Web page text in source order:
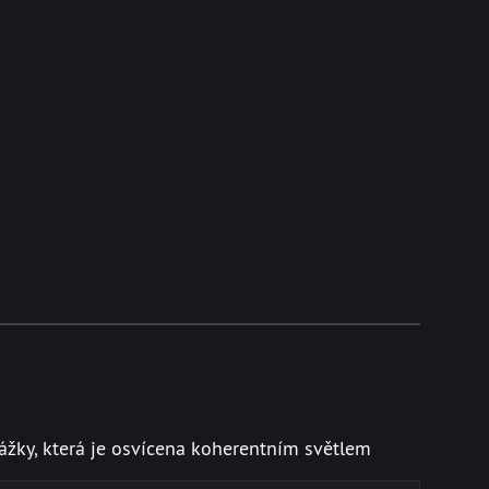
která je osvícena koherentním světlem